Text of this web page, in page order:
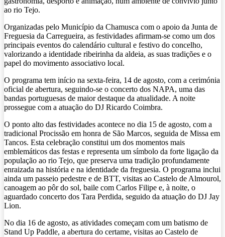
ao rio Tejo.
Organizadas pelo Município da Chamusca com o apoio da Junta de
Freguesia da Carregueira, as festividades afirmam-se como um dos
principais eventos do calendário cultural e festivo do concelho,
valorizando a identidade ribeirinha da aldeia, as suas tradições e o
papel do movimento associativo local.
O programa tem início na sexta-feira, 14 de agosto, com a cerimónia
oficial de abertura, seguindo-se o concerto dos NAPA, uma das
bandas portuguesas de maior destaque da atualidade. A noite
prossegue com a atuação do DJ Ricardo Coimbra.
O ponto alto das festividades acontece no dia 15 de agosto, com a
tradicional Procissão em honra de São Marcos, seguida de Missa em
Tancos. Esta celebração constitui um dos momentos mais
emblemáticos das festas e representa um símbolo da forte ligação da
população ao rio Tejo, que preserva uma tradição profundamente
enraizada na história e na identidade da freguesia. O programa inclui
ainda um passeio pedestre e de BTT, visitas ao Castelo de Almourol,
canoagem ao pôr do sol, baile com Carlos Filipe e, à noite, o
aguardado concerto dos Tara Perdida, seguido da atuação do DJ Jay
Lion.
No dia 16 de agosto, as atividades começam com um batismo de
Stand Up Paddle, a abertura do certame, visitas ao Castelo de